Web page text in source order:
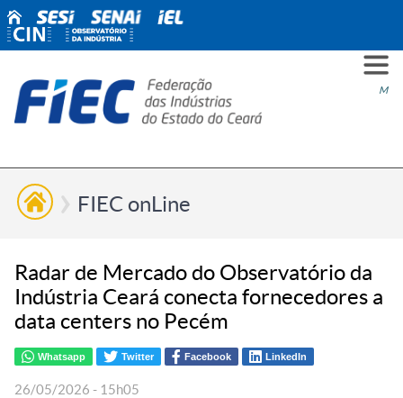
Menu
VOCÊ
ESG
NÓS
FIEC onLine
Radar de Mercado do Observatório da
Indústria Ceará conecta fornecedores a
data centers no Pecém
Whatsapp Twitter Facebook LinkedIn
26/05/2026 - 15h05